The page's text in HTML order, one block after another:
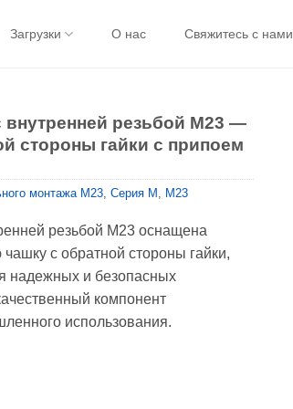
Загрузки О нас Свяжитесь с нами
внутренней резьбой M23 —
стороны гайки с припоем
монтажа M23, Серия М , M23
резьбой M23 оснащена
с обратной стороны гайки,
надежных и безопасных
компонент
использования.